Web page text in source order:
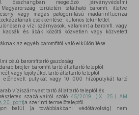
összhangban megelőző járványvédelmi
területén található baromfi, illetve
vagy magas patogenitású madárinfluenza
csökkentése, különös tekintettel
a vízi szárnyasok, valamint a baromfi, vagy
kacsák és libák közötti közvetlen vagy közvetett
az egyéb baromfitól való elkülönítése
célú baromfitartó gazdaság
brojler baromfit tartó állattartó teleptől,
vagy tojótyúkot tartó állattartó teleptől,
pulykát vagy 10 000 hízópulykát tartó
víziszárnyast tartó állattartó teleptől és
szabályairól szóló 45/2019. (IX. 25.) AM
20. pontja szerinti termelőteleptől
belül (a továbbiakban: védőtávolság) nem